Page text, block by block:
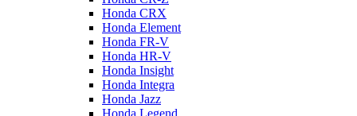
Honda CRX
Honda Element
Honda FR-V
Honda HR-V
Honda Insight
Honda Integra
Honda Jazz